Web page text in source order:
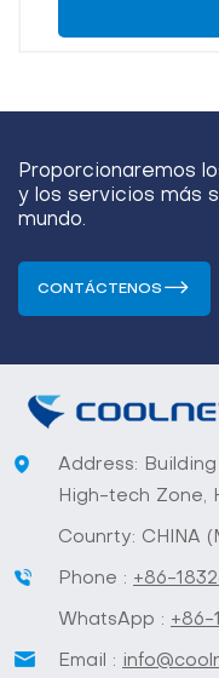
Proporcionaremos
y los servicios más
mundo.
CONTÁCTENOS
Address:
High-tech Zone,
Counrty: CHINA
Phone : +86-
WhatsApp : +86-
Email :